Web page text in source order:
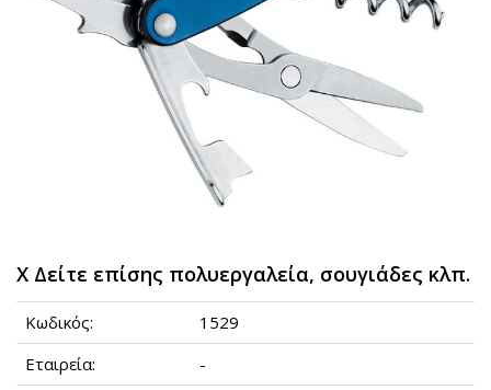
Χ Δείτε επίσης πολυεργαλεία, σουγιάδες κλπ.
Κωδικός:
1529
Εταιρεία:
-